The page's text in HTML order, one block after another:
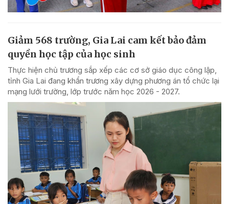
Giảm 568 trường, Gia Lai cam kết bảo đảm
quyền học tập của học sinh
Thực hiện chủ trương sắp xếp các cơ sở giáo dục công lập,
tỉnh Gia Lai đang khẩn trương xây dựng phương án tổ chức lại
mạng lưới trường, lớp trước năm học 2026 - 2027.